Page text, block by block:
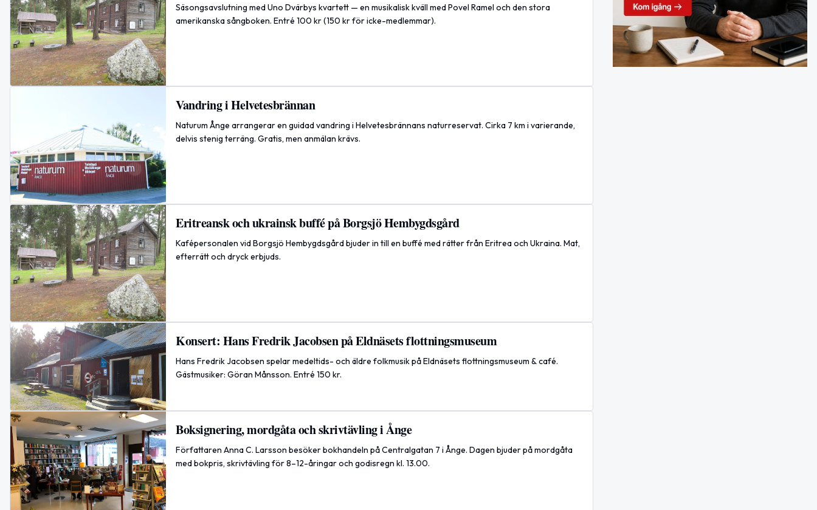
Säsongsavslutning med Uno Dvärbys kvartett — en musikalisk kväll med Povel Ramel och den stora
amerikanska sångboken. Entré 100 kr (150 kr för icke-medlemmar).
Vandring i Helvetesbrännan
Naturum Ånge arrangerar en guidad vandring i Helvetesbrännans naturreservat. Cirka 7 km i varierande,
delvis stenig terräng. Gratis, men anmälan krävs.
Eritreansk och ukrainsk buffé på Borgsjö Hembygdsgård
Kafépersonalen vid Borgsjö Hembygdsgård bjuder in till en buffé med rätter från Eritrea och Ukraina. Mat,
efterrätt och dryck erbjuds.
Konsert: Hans Fredrik Jacobsen på Eldnäsets flottningsmuseum
Hans Fredrik Jacobsen spelar medeltids- och äldre folkmusik på Eldnäsets flottningsmuseum & café.
Gästmusiker: Göran Månsson. Entré 150 kr.
Boksignering, mordgåta och skrivtävling i Ånge
Författaren Anna C. Larsson besöker bokhandeln på Centralgatan 7 i Ånge. Dagen bjuder på mordgåta
med bokpris, skrivtävling för 8–12-åringar och godisregn kl. 13.00.